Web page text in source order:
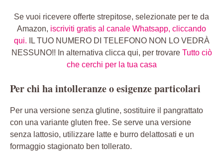
Se vuoi ricevere offerte strepitose, selezionate per te da
Amazon, iscriviti gratis al canale Whatsapp, cliccando
qui.
IL TUO NUMERO DI TELEFONO NON LO VEDRÀ
NESSUNO!! In alternativa clicca qui, per trovare Tutto ciò
che cerchi per la tua casa
Per chi ha intolleranze o esigenze particolari
Per una versione senza glutine, sostituire il pangrattato
con una variante gluten free. Se serve una versione
senza lattosio, utilizzare latte e burro delattosati e un
formaggio stagionato ben tollerato.